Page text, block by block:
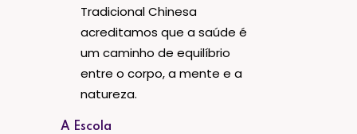
Tradicional Chinesa
acreditamos que a saúde é
um caminho de equilíbrio
entre o corpo, a mente e a
natureza.
A Escola